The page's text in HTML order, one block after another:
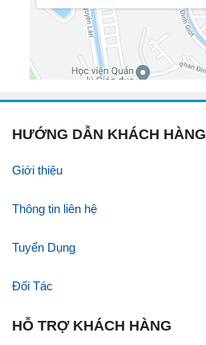
HƯỚNG DẪN KHÁCH HÀNG
Giới thiệu
Thông tin liên hệ
Tuyển Dụng
Đối Tác
HỖ TRỢ KHÁCH HÀNG